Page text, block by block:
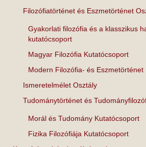
Filozófiatörténet és Eszmetörténet
Gyakorlati filozófia és a klasszikus
kutatócsoport
Magyar Filozófia Kutatócsoport
Modern Filozófia- és Eszmetörténet
Ismeretelmélet Osztály
Tudománytörténet és
Morál és Tudomány Kutatócsoport
Fizika Filozófiája Kutatócsoport